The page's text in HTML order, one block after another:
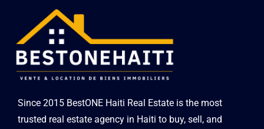
Since 2015 BestONE Haiti Real Estate is the most
trusted real estate agency in Haiti to buy, sell, and